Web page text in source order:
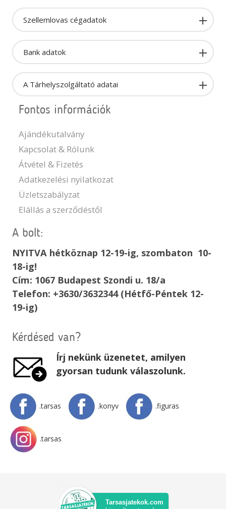
Szellemlovas cégadatok
Bank adatok
A Tárhelyszolgáltató adatai
Fontos információk
Ajándékutalvány
Kapcsolat & Rólunk
Átvétel & Fizetés
Adatkezelési nyilatkozat
Üzletszabályzat
Elállás a szerződéstől
A bolt:
NYITVA hétköznap 12-19-ig, szombaton 10-
18-ig!
Cím: 1067 Budapest Szondi u. 18/a
Telefon: +3630/3632344 (Hétfő-Péntek 12-
19-ig)
Kérdésed van?
Írj nekünk üzenetet, amilyen
gyorsan tudunk válaszolunk.
.tarsas .konyv .figuras
.tarsas
Tarsasjatekok.com